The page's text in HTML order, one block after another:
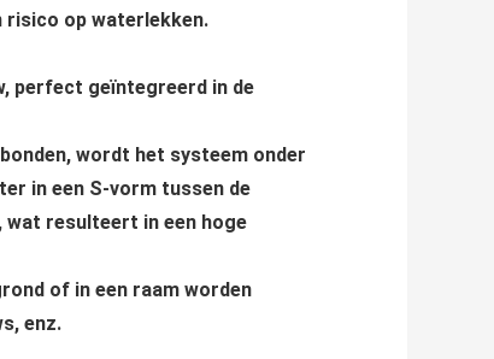
risico op waterlekken.
perfect geïntegreerd in de
wordt het systeem onder
in een S-vorm tussen de
wat resulteert in een hoge
of in een raam worden
enz.